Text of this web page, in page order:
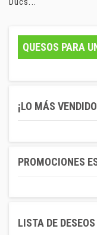
QUESOS PARA
¡LO MÁS
PROMOCIONES
LISTA DE DESEOS